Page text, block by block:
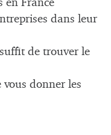
en France
dans leur
de trouver le
vous donner les